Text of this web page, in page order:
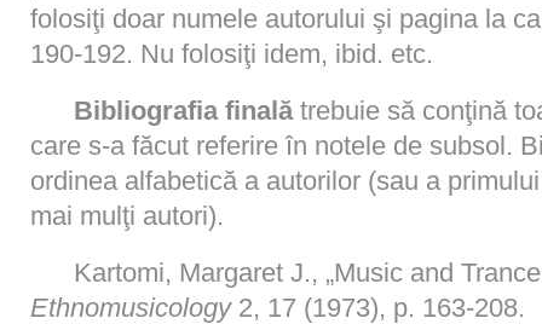
folosiţi doar numele autorului şi pagina la
190-192. Nu folosiţi idem, ibid. etc.
Bibliografia finalătrebuie să conţină
care s-a făcut referire în notele de subsol.
ordinea alfabetică a autorilor (sau a
mai mulţi autori).
Kartomi, Margaret J., „Music and
Ethnomusicology2, 17 (1973), p. 163-208.